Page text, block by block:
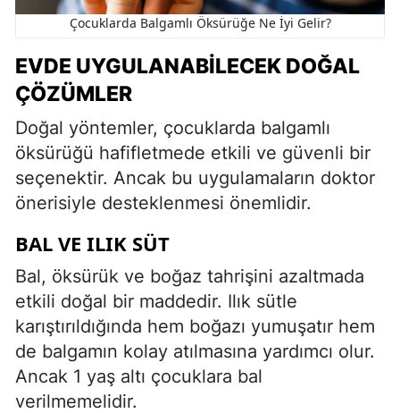
Çocuklarda Balgamlı Öksürüğe Ne İyi Gelir?
EVDE UYGULANABILECEK DOĞAL
ÇÖZÜMLER
Doğal yöntemler, çocuklarda balgamlı
öksürüğü hafifletmede etkili ve güvenli bir
seçenektir. Ancak bu uygulamaların doktor
önerisiyle desteklenmesi önemlidir.
BAL VE ILIK SÜT
Bal, öksürük ve boğaz tahrişini azaltmada
etkili doğal bir maddedir. Ilık sütle
karıştırıldığında hem boğazı yumuşatır hem
de balgamın kolay atılmasına yardımcı olur.
Ancak 1 yaş altı çocuklara bal
verilmemelidir.